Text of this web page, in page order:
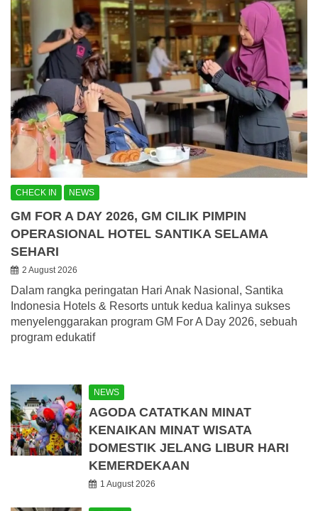
CHECK IN NEWS
GM FOR A DAY 2026, GM CILIK PIMPIN
OPERASIONAL HOTEL SANTIKA SELAMA
SEHARI
2 August 2026
Dalam rangka peringatan Hari Anak Nasional, Santika
Indonesia Hotels & Resorts untuk kedua kalinya sukses
menyelenggarakan program GM For A Day 2026, sebuah
program edukatif
NEWS
AGODA CATATKAN MINAT
KENAIKAN MINAT WISATA
DOMESTIK JELANG LIBUR HARI
KEMERDEKAAN
1 August 2026